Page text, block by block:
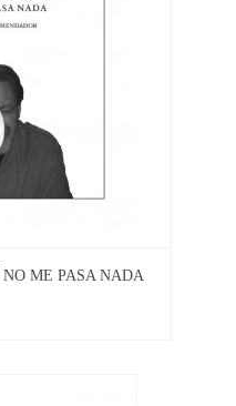
ME PASA NADA